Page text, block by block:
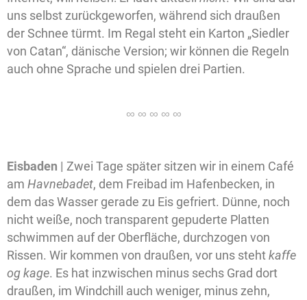
uns selbst zurückgeworfen, während sich draußen
der Schnee türmt. Im Regal steht ein Karton „Siedler
von Catan“, dänische Version; wir können die Regeln
auch ohne Sprache und spielen drei Partien.
Eisbaden | Zwei Tage später sitzen wir in einem Café
am Havnebadet, dem Freibad im Hafenbecken, in
dem das Wasser gerade zu Eis gefriert. Dünne, noch
nicht weiße, noch transparent gepuderte Platten
schwimmen auf der Oberfläche, durchzogen von
Rissen. Wir kommen von draußen, vor uns stehtkaffe
og kage. Es hat inzwischen minus sechs Grad dort
draußen, im Windchill auch weniger, minus zehn,